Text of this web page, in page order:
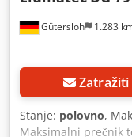
Gütersloh 1.283
Zatražiti
Stanje: polovno,
Maksimalni prečnik